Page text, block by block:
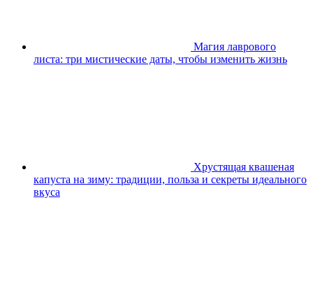
Магия лаврового
листа: три мистические даты, чтобы изменить жизнь
Хрустящая квашеная
капуста на зиму: традиции, польза и секреты идеального
вкуса